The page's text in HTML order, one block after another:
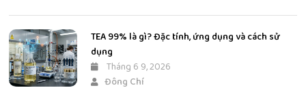
TEA 99% là gì? Đặc tính, ứng dụng và cách sử
dụng
Tháng 6 9, 2026
Đông Chí